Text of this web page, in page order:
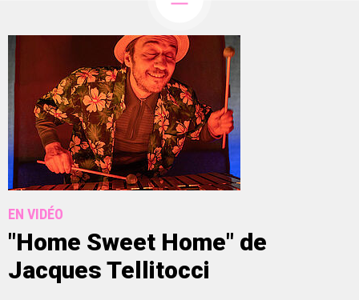
EN VIDÉO
"Home Sweet Home" de
Jacques Tellitocci